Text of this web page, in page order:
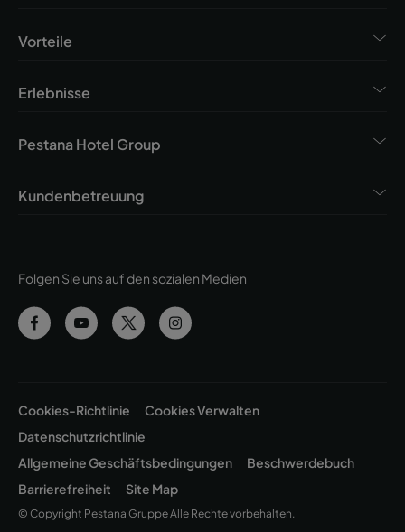
Folgen Sie uns auf den sozialen Medien
Vorteile
Erlebnisse
Pestana Hotel Group
Kundenbetreuung
Cookies-Richtlinie
Cookies Verwalten
Datenschutzrichtlinie
Allgemeine Geschäftsbedingungen
Beschwerdebuch
Barrierefreiheit
Site Map
© Copyright Pestana Gruppe Alle Rechte vorbehalten.